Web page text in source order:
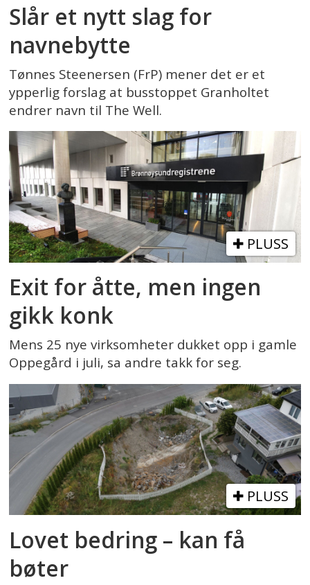
Slår et nytt slag for
navnebytte
Tønnes Steenersen (FrP) mener det er et
ypperlig forslag at busstoppet Granholtet
endrer navn til The Well.
PLUSS
Exit for åtte, men ingen
gikk konk
Mens 25 nye virksomheter dukket opp i gamle
Oppegård i juli, sa andre takk for seg.
PLUSS
Lovet bedring – kan få
bøter